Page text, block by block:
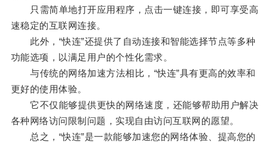
只需简单地打开应用程序，点击一键连接，即可享受高
速稳定的互联网连接。
此外，“快连”还提供了自动连接和智能选择节点等多种
功能选项，以满足用户的个性化需求。
与传统的网络加速方法相比，“快连”具有更高的效率和
更好的使用体验。
它不仅能够提供更快的网络速度，还能够帮助用户解决
各种网络访问限制问题，实现自由访问互联网的愿望。
总之，“快连”是一款能够加速您的网络体验、提高您的